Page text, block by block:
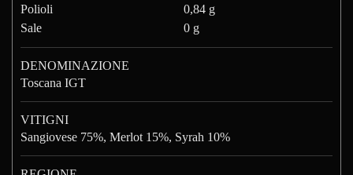
Polioli
0,84 g
Sale
0 g
DENOMINAZIONE
Toscana IGT
VITIGNI
Sangiovese 75%, Merlot 15%, Syrah 10%